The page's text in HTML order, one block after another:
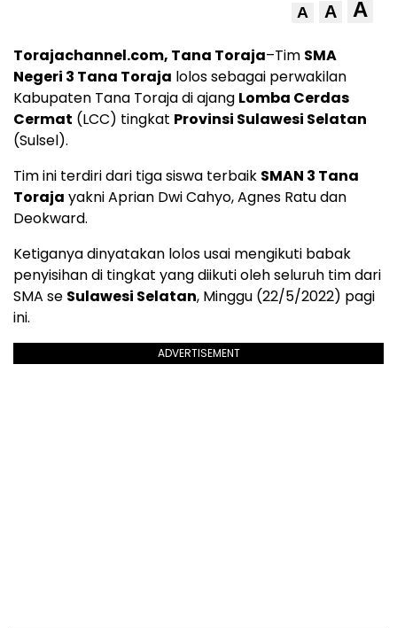
A A A
Torajachannel.com, Tana Toraja–Tim SMA
Negeri 3 Tana Toraja lolos sebagai perwakilan
Kabupaten Tana Toraja di ajang Lomba Cerdas
Cermat (LCC) tingkat Provinsi Sulawesi Selatan
(Sulsel).
Tim ini terdiri dari tiga siswa terbaik SMAN 3 Tana
Toraja yakni Aprian Dwi Cahyo, Agnes Ratu dan
Deokward.
Ketiganya dinyatakan lolos usai mengikuti babak
penyisihan di tingkat yang diikuti oleh seluruh tim dari
SMA se Sulawesi Selatan, Minggu (22/5/2022) pagi
ini.
ADVERTISEMENT